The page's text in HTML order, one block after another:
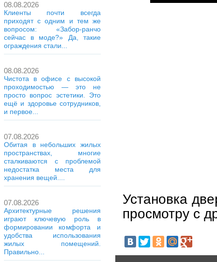
08.08.2026
Клиенты почти всегда
приходят с одним и тем же
вопросом: «Забор-ранчо
сейчас в моде?» Да, такие
ограждения стали...
08.08.2026
Чистота в офисе с высокой
проходимостью — это не
просто вопрос эстетики. Это
ещё и здоровье сотрудников,
и первое...
07.08.2026
Обитая в небольших жилых
пространствах, многие
сталкиваются с проблемой
недостатка места для
хранения вещей....
07.08.2026
Архитектурные решения
играют ключевую роль в
формировании комфорта и
удобства использования
жилых помещений.
Правильно...
Установка
просмотру с